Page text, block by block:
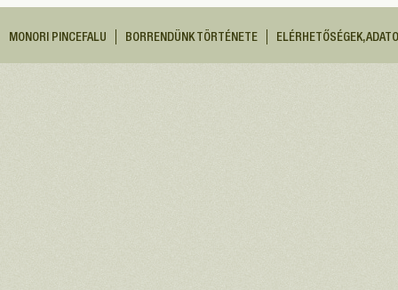
MONORI PINCEFALU BORRENDÜNK TÖRTÉNETE ELÉRHETŐSÉGEK,